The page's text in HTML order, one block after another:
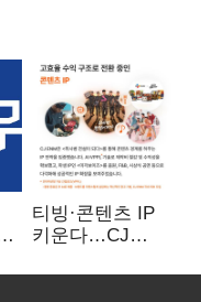
티빙·콘텐츠 IP
키운다…CJ
글로벌 확장 가속